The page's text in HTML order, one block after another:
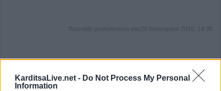
KarditsaLive.net - Do Not Process My Personal
Information
Τελευταία τροποποίηση στις20 Ιανουαρίου 2010, 14:38
Κοινοποιήστε αυτό το άρθρο